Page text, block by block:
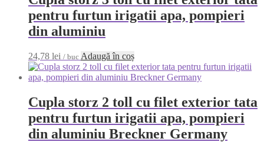
pentru furtun irigatii apa, pompieri
din aluminiu
24,78 lei / buc Adaugă în coș
Cupla storz 2 toll cu filet exterior tata
pentru furtun irigatii apa, pompieri
din aluminiu Breckner Germany